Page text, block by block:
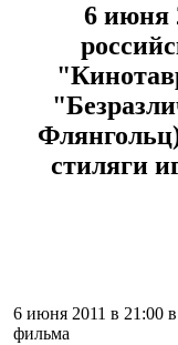
6 июня
стиляги
6 июня 2011 в 21:00
фильма